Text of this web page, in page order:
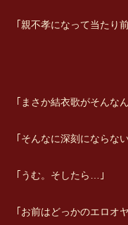
｢親不孝になって当たり
｢まさか結衣歌がそん
｢そんなに深刻にならな
｢うむ。そしたら…｣
｢お前はどっかのエロオ